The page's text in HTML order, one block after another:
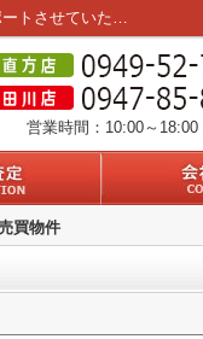
浦田駅の不動産一覧｜筑豊エリア3店舗を運営。豊富な実績で様々な物件探しをサポートさせていただきます。
営業時間：10:00～18:00
買物件